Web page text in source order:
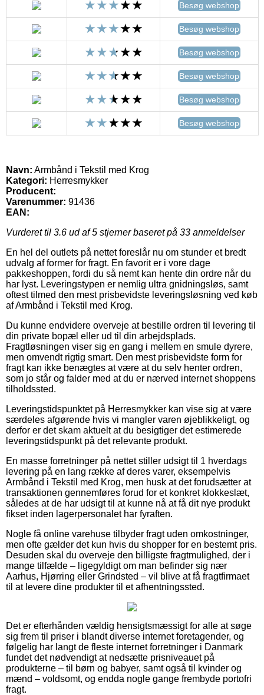
Besøg webshop
Besøg webshop
Besøg webshop
Besøg webshop
Besøg webshop
Besøg webshop
Navn: Armbånd i Tekstil med Krog
Kategori: Herresmykker
Producent:
Varenummer: 91436
EAN:
Vurderet til 3.6 ud af 5 stjerner baseret på 33 anmeldelser
En hel del outlets på nettet foreslår nu om stunder et bredt
udvalg af former for fragt. En favorit er i vore dage
pakkeshoppen, fordi du så nemt kan hente din ordre når du
har lyst. Leveringstypen er nemlig ultra gnidningsløs, samt
oftest tilmed den mest prisbevidste leveringsløsning ved køb
af Armbånd i Tekstil med Krog.
Du kunne endvidere overveje at bestille ordren til levering til
din private bopæl eller ud til din arbejdsplads.
Fragtløsningen viser sig en gang i mellem en smule dyrere,
men omvendt rigtig smart. Den mest prisbevidste form for
fragt kan ikke benægtes at være at du selv henter ordren,
som jo står og falder med at du er nærved internet shoppens
tilholdssted.
Leveringstidspunktet på Herresmykker kan vise sig at være
særdeles afgørende hvis vi mangler varen øjeblikkeligt, og
derfor er det skam aktuelt at du besigtiger det estimerede
leveringstidspunkt på det relevante produkt.
En masse forretninger på nettet stiller udsigt til 1 hverdags
levering på en lang række af deres varer, eksempelvis
Armbånd i Tekstil med Krog, men husk at det forudsætter at
transaktionen gennemføres forud for et konkret klokkeslæt,
således at de har udsigt til at kunne nå at få dit nye produkt
fikset inden lagerpersonalet har fyraften.
Nogle få online varehuse tilbyder fragt uden omkostninger,
men ofte gælder det kun hvis du shopper for en bestemt pris.
Desuden skal du overveje den billigste fragtmulighed, der i
mange tilfælde – ligegyldigt om man befinder sig nær
Aarhus, Hjørring eller Grindsted – vil blive at få fragtfirmaet
til at levere dine produkter til et afhentningssted.
Det er efterhånden vældig hensigtsmæssigt for alle at søge
sig frem til priser i blandt diverse internet foretagender, og
følgelig har langt de fleste internet forretninger i Danmark
fundet det nødvendigt at nedsætte prisniveauet på
produkterne – til børn og babyer, samt også til kvinder og
mænd – voldsomt, og endda nogle gange frembyde portofri
fragt.